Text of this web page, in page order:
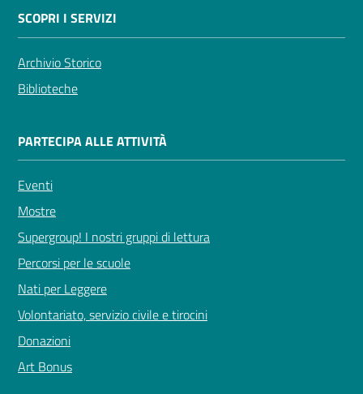
SCOPRI I SERVIZI
Archivio Storico
Biblioteche
PARTECIPA ALLE ATTIVITÀ
Eventi
Mostre
Supergroup! I nostri gruppi di lettura
Percorsi per le scuole
Nati per Leggere
Volontariato, servizio civile e tirocini
Donazioni
Art Bonus